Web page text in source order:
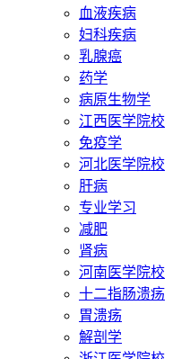
血液疾病
妇科疾病
乳腺癌
药学
病原生物学
江西医学院校
免疫学
河北医学院校
肝病
专业学习
减肥
肾病
河南医学院校
十二指肠溃疡
胃溃疡
解剖学